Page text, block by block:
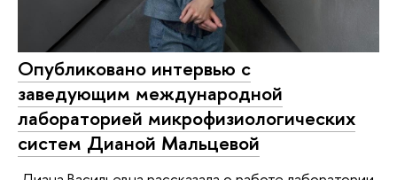
Опубликовано интервью с
заведующим международной
лабораторией микрофизиологических
систем Дианой Мальцевой